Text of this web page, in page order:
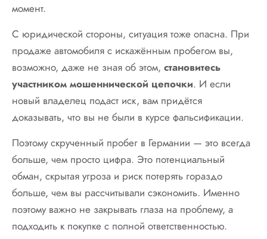
момент.
С юридической стороны, ситуация тоже опасна. При
продаже автомобиля с искажённым пробегом вы,
возможно, даже не зная об этом, становитесь
участником мошеннической цепочки. И если
новый владелец подаст иск, вам придётся
доказывать, что вы не были в курсе фальсификации.
Поэтому скрученный пробег в Германии — это всегда
больше, чем просто цифра. Это потенциальный
обман, скрытая угроза и риск потерять гораздо
больше, чем вы рассчитывали сэкономить. Именно
поэтому важно не закрывать глаза на проблему, а
подходить к покупке с полной ответственностью.